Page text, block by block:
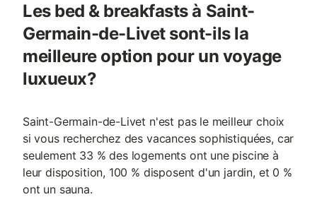
Les bed & breakfasts à Saint-
Germain-de-Livet sont-ils la
meilleure option pour un voyage
luxueux?
Saint-Germain-de-Livet n'est pas le meilleur choix
si vous recherchez des vacances sophistiquées, car
seulement 33 % des logements ont une piscine à
leur disposition, 100 % disposent d'un jardin, et 0 %
ont un sauna.